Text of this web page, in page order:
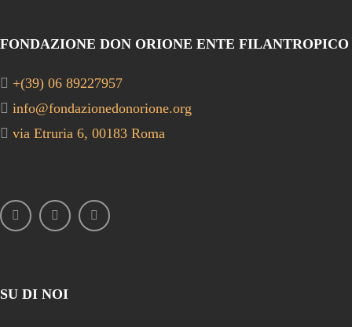
FONDAZIONE DON ORIONE ENTE FILANTROPICO
+(39) 06 89227957
info@fondazionedonorione.org
via Etruria 6, 00183 Roma
SU DI NOI